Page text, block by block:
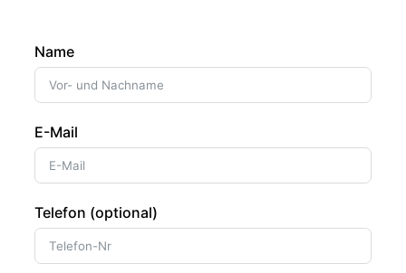
Name
E-Mail
Telefon (optional)